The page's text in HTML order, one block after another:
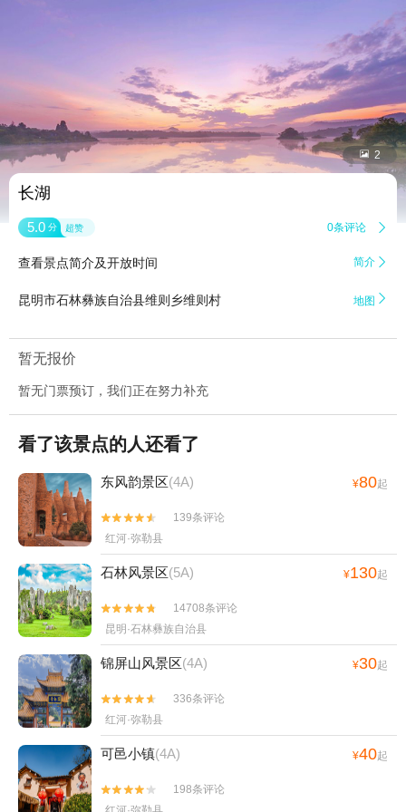
 2
长湖
5.0 分 超赞 0条评论 
查看景点简介及开放时间 简介 
昆明市石林彝族自治县维则乡维则村 地图 
暂无报价
暂无门票预订，我们正在努力补充
看了该景点的人还看了
东风韵景区(4A) ¥80起


139条评论
红河·弥勒县
石林风景区(5A) ¥130起


14708条评论
昆明·石林彝族自治县
锦屏山风景区(4A) ¥30起


336条评论
红河·弥勒县
可邑小镇(4A) ¥40起


198条评论